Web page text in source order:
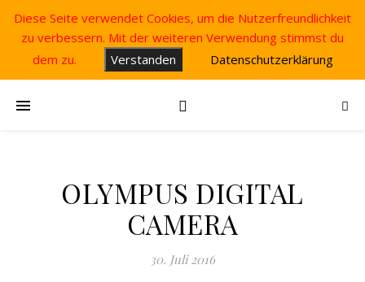
OLYMPUS DIGITAL
CAMERA
30. Juli 2016
Diese Seite verwendet Cookies, um die Nutzerfreundlichkeit
zu verbessern. Mit der weiteren Verwendung stimmst du
dem zu.
Verstanden Datenschutzerklärung